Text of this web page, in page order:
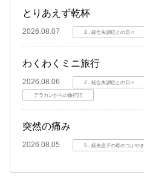
とりあえず乾杯
2026.08.07 2．統合失調症との日々
わくわくミニ旅行
2026.08.06 2．統合失調症との日々
アラカンからの旅行記
突然の痛み
2026.08.05 5．統失息子の母のつぶやき